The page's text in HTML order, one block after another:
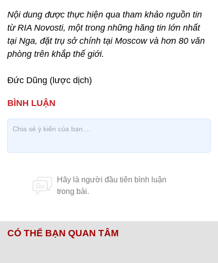
Nội dung được thực hiện qua tham khảo nguồn tin
từ RIA Novosti, một trong những hãng tin lớn nhất
tại Nga, đặt trụ sở chính tại Moscow và hơn 80 văn
phòng trên khắp thế giới.
Đức Dũng (lược dịch)
CÓ THỂ BẠN QUAN TÂM